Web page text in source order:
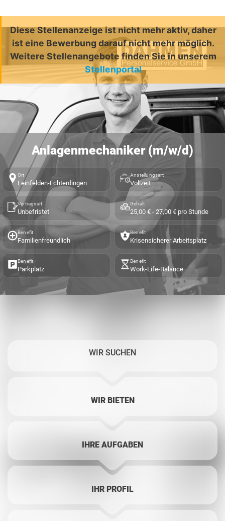
Diese Stellenanzeige ist nicht mehr aktiv, daher
ist eine Bewerbung darauf nicht mehr möglich.
Weitere Stellenangebote finden Sie in unserem
Stellenportal
Anlagenmechaniker (m/w/d)
Ort
Leinfelden-Echterdingen
Anstellungsart
Vollzeit
Vertragsart
Unbefristet
Gehalt
25,00 € - 27,00 € pro Stunde
Benefit
Familienfreundlich
Benefit
Krisensicherer Arbeitsplatz
Benefit
Parkplatz
Benefit
Work-Life-Balance
WIR SUCHEN
WIR BIETEN
IHRE AUFGABEN
IHR PROFIL